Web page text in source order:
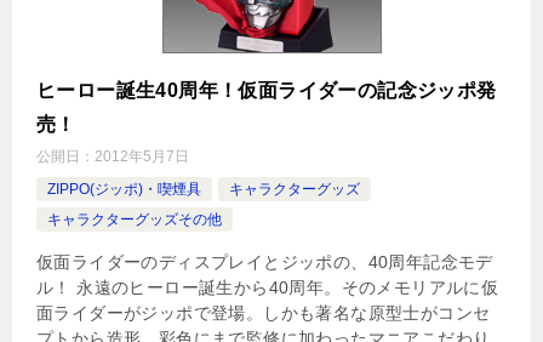
ヒーロー誕生40周年！仮面ライダーの記念ジッポ発
売！
公開日： 2012年5月7日
ZIPPO(ジッポ)・喫煙具
キャラクターグッズ
キャラクターグッズその他
仮面ライダーのディスプレイとジッポの、40周年記念モデ
ル！ 永遠のヒーロー誕生から40周年。そのメモリアルに仮
面ライダーがジッポで登場。しかも著名な原型士がコンセ